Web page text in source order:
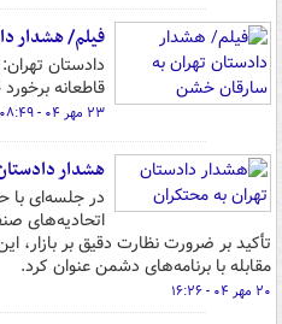
فیلم/ هشدار
دادستان
قاطعانه
۲۳ مهر ۰۴ - ۰۸:۴۹
هشدار
در جلسه‌ای با
اتحادیه‌های
تأکید بر ضرورت نظارت دقیق بر بازار،
مقابله با برنامه‌های دشمن عنوان کرد.
۲۰ مهر ۰۴ - ۱۶:۲۶